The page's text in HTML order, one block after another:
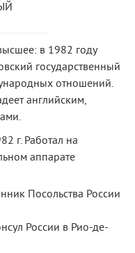
в 1982 году
государственный
отношений.
английским,
г. Работал на
аппарате
Посольства России
России в Рио-де-